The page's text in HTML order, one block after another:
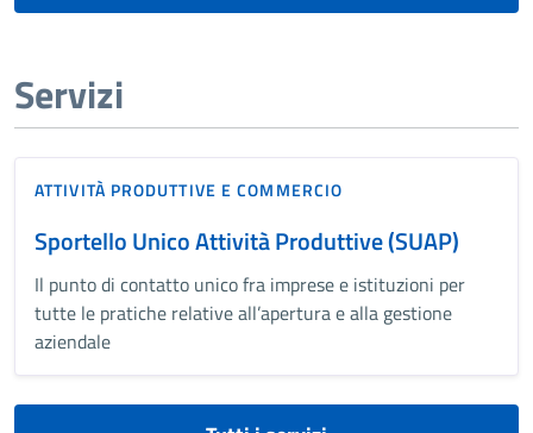
Servizi
ATTIVITÀ PRODUTTIVE E COMMERCIO
Sportello Unico Attività Produttive (SUAP)
Il punto di contatto unico fra imprese e istituzioni per
tutte le pratiche relative all’apertura e alla gestione
aziendale